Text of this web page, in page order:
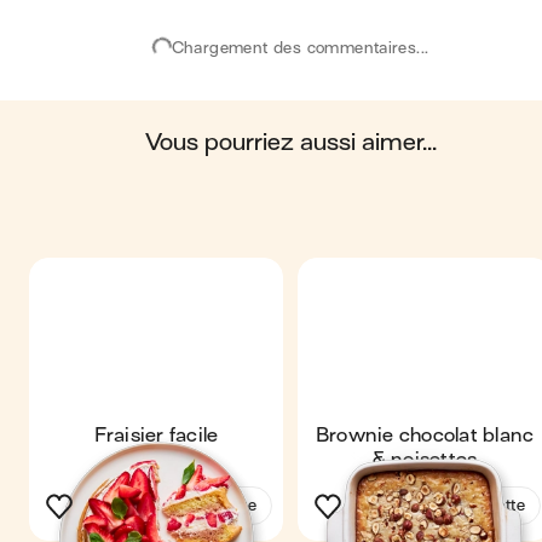
ou des questions concernant votre santé, veuillez consulter un
en moyenne, une portion de la recette "Financier à la framboise"
glucides ; 7 g de protéines ; 2 g de fibres.
Chargement des commentaires...
vous pourriez aussi aimer...
Fraisier facile
Voir la recette
Brownie chocolat blanc
& noisettes
Voir la recette